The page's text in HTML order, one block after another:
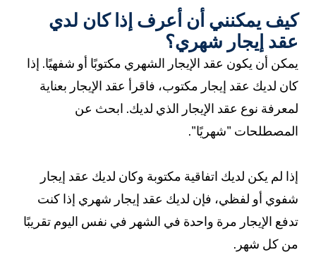
كيف يمكنني أن أعرف إذا كان لدي
عقد إيجار شهري؟
يمكن أن يكون عقد الإيجار الشهري مكتوبًا أو شفهيًا. إذا
كان لديك عقد إيجار مكتوب، فاقرأ عقد الإيجار بعناية
لمعرفة نوع عقد الإيجار الذي لديك. ابحث عن
المصطلحات "شهريًا".
إذا لم يكن لديك اتفاقية مكتوبة وكان لديك عقد إيجار
شفوي أو لفظي، فإن لديك عقد إيجار شهري إذا كنت
تدفع الإيجار مرة واحدة في الشهر في نفس اليوم تقريبًا
من كل شهر.